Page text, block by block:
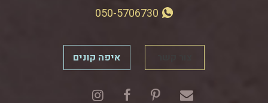
איפה קונים